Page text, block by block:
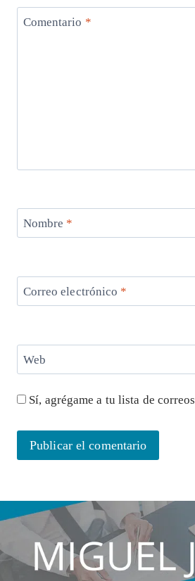
Comentario *
Nombre *
Correo electrónico *
Web
Sí, agrégame a tu lista de correos